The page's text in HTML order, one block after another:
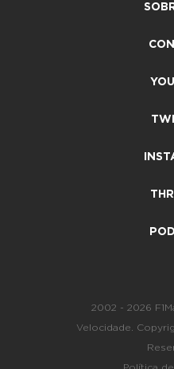
2002 - 2026
Velocidade.